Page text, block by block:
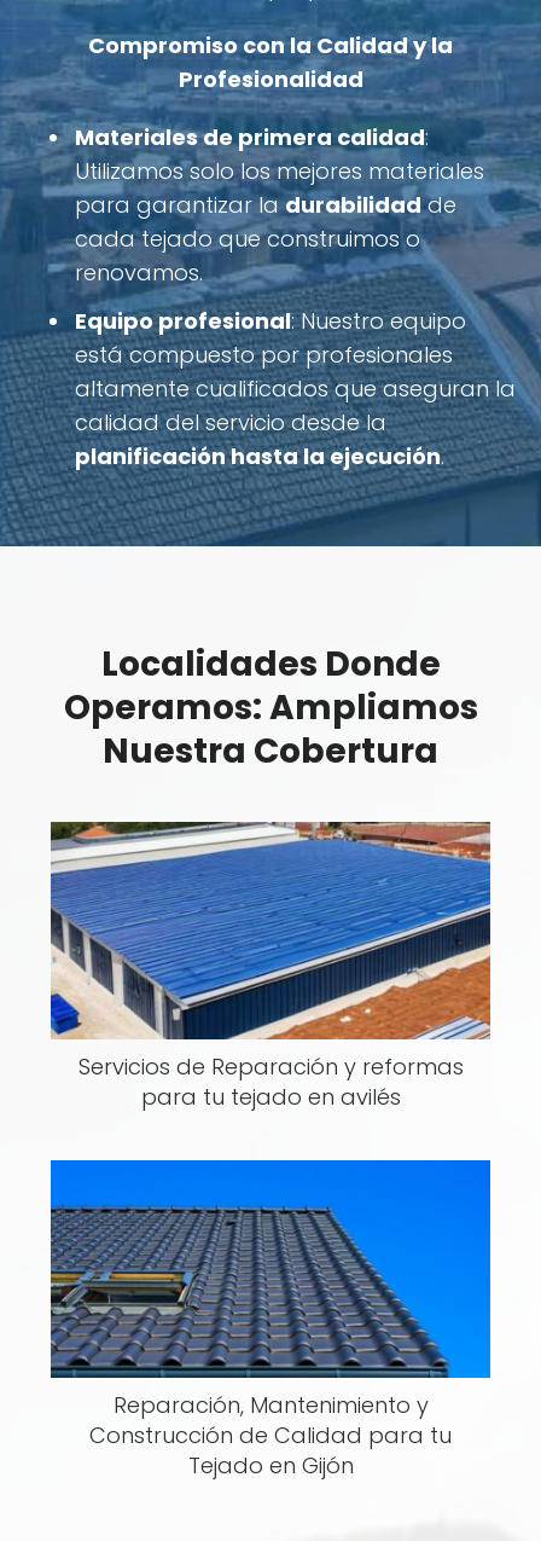
Compromiso con la Calidad y la
Profesionalidad
Materiales de primera calidad:
Utilizamos solo los mejores materiales
para garantizar ladurabilidadde
cada tejado que construimos o
renovamos.
Equipo profesional: Nuestro equipo
está compuesto por profesionales
altamente cualificados que aseguran la
calidad del servicio desde la
planificación hasta la ejecución.
Localidades Donde
Operamos: Ampliamos
Nuestra Cobertura
Servicios de Reparación y reformas
para tu tejado en avilés
Reparación, Mantenimiento y
Construcción de Calidad para tu
Tejado en Gijón